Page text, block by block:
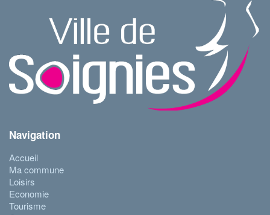
Navigation
Accueil
Ma commune
Loisirs
Economie
Tourisme